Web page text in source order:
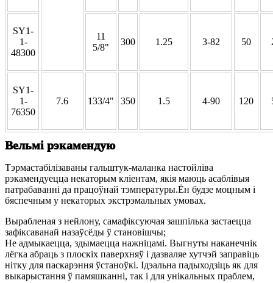
SY1-
1-
48300
11
5/8"
300 1.25 3-82 50
SY1-
1-
76350
7.6 133/4" 350 1.5 4-90 120
Вельмі рэкамендую
Тэрмастабілізаваны гальштук-маланка настойліва
рэкамендуецца некаторым кліентам, якія маюць асаблівыя
патрабаванні да працоўнай тэмпературы.Ён будзе моцным і
бяспечным у некаторых экстрэмальных умовах.
Вырабленая з нейлону, самафіксуючая зашпілька застаецца
зафіксаванай назаўсёды ў становішчы;
Не адмыкаецца, здымаецца нажніцамі. Выгнуты наканечнік
лёгка абраць з плоскіх паверхняў і дазваляе хутчэй заправіць
нітку для паскарэння ўстаноўкі. Ідэальна падыходзіць як для
выкарыстання ў памяшканні, так і для унікальных праблем,